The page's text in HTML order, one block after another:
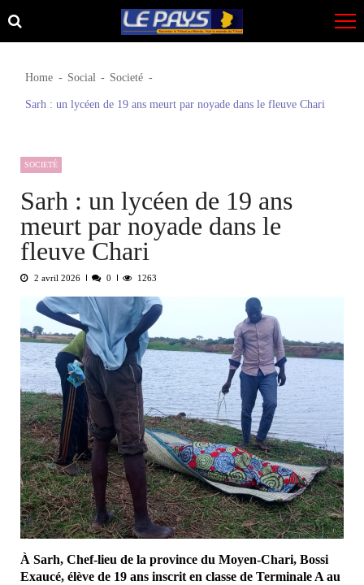
Skip
to
Skip
to
Home Social Societé
Sarh : un lycéen de 19 ans meurt par noyade dans le fleuve Chari
SOCIETÉ
Sarh : un lycéen de 19 ans
meurt par noyade dans le
fleuve Chari
2 avril 2026 0 1263
À Sarh, Chef-lieu de la province du Moyen-Chari, Bossi
Exaucé, élève de 19 ans inscrit en classe de Terminale A au